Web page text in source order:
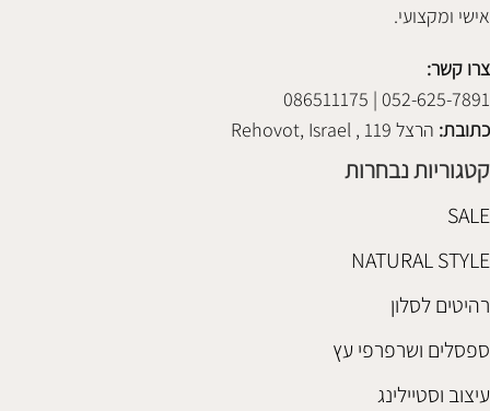
אישי ומקצועי.
צרו קשר:
052-625-7891 | 086511175
כתובת: הרצל 119 , Rehovot, Israel
קטגוריות נבחרות
SALE
NATURAL STYLE
רהיטים לסלון
ספסלים ושרפרפי עץ
עיצוב וסטיילינג